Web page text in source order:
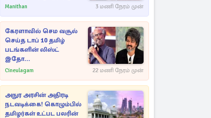
நயன்தாரா ஓபன் டாக்!
Manithan 3 மணி நேரம் முன்
கேரளாவில் செம வசூல்
செய்த டாப் 10 தமிழ்
படங்களின் லிஸ்ட்
இதோ...
Cineulagam 22 மணி நேரம் முன்
அநுர அரசின் அதிரடி
நடவடிக்கை! கொழும்பில்
தமிழர்கள் உட்பட பலரின்